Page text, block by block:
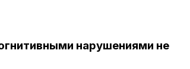
нарушениями не